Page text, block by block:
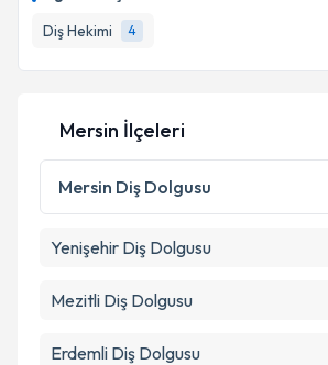
Diş Hekimi
4
Mersin İlçeleri
Mersin Diş Dolgusu
Yenişehir Diş Dolgusu
Mezitli Diş Dolgusu
Erdemli Diş Dolgusu